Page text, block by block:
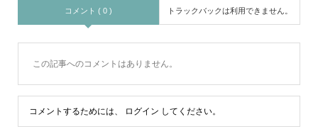
コメント ( 0 ) トラックバックは利用できません。
この記事へのコメントはありません。
コメントするためには、 ログイン してください。